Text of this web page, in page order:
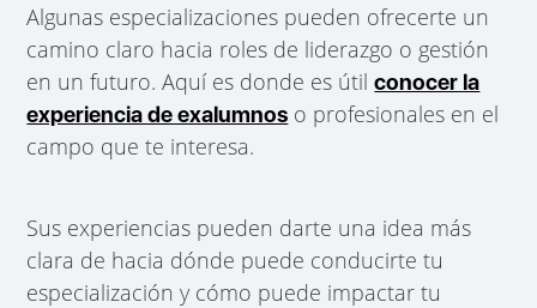
Algunas especializaciones pueden ofrecerte un
camino claro hacia roles de liderazgo o gestión
en un futuro. Aquí es donde es útilconocer la
experiencia de exalumnos o profesionales en el
campo que te interesa.
Sus experiencias pueden darte una idea más
clara de hacia dónde puede conducirte tu
especialización y cómo puede impactar tu